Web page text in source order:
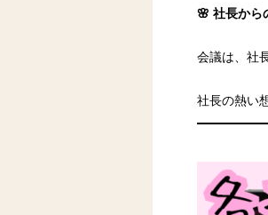
🌸 社長から
会議は、社
社長の熱い